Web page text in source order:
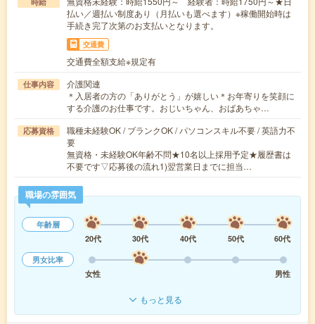
払い／週払い制度あり（月払いも選べます）※稼働開始時は
手続き完了次第のお支払いとなります。
交通費
交通費全額支給※規定有
仕事内容
介護関連
＊入居者の方の「ありがとう」が嬉しい＊お年寄りを笑顔に
する介護のお仕事です。おじいちゃん、おばあちゃ…
応募資格
職種未経験OK / ブランクOK / パソコンスキル不要 / 英語力不
要
無資格・未経験OK年齢不問★10名以上採用予定★履歴書は
不要です▽応募後の流れ1)翌営業日までに担当…
職場の雰囲気
年齢層
20代
30代 40代 50代
60代
男女比率
女性
男性
もっと見る